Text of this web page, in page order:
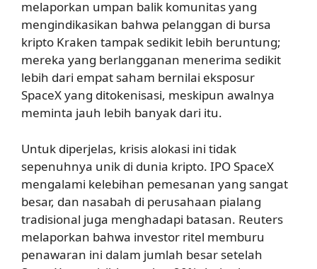
melaporkan umpan balik komunitas yang
mengindikasikan bahwa pelanggan di bursa
kripto Kraken tampak sedikit lebih beruntung;
mereka yang berlangganan menerima sedikit
lebih dari empat saham bernilai eksposur
SpaceX yang ditokenisasi, meskipun awalnya
meminta jauh lebih banyak dari itu.
Untuk diperjelas, krisis alokasi ini tidak
sepenuhnya unik di dunia kripto. IPO SpaceX
mengalami kelebihan pemesanan yang sangat
besar, dan nasabah di perusahaan pialang
tradisional juga menghadapi batasan. Reuters
melaporkan bahwa investor ritel memburu
penawaran ini dalam jumlah besar setelah